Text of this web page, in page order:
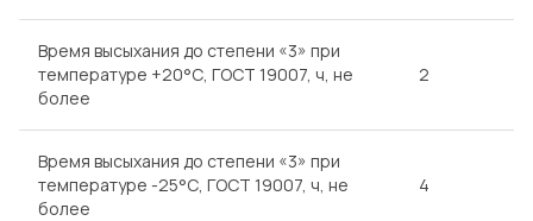
Время высыхания до степени «3» при
температуре +20°С, ГОСТ 19007, ч, не
более
2
Время высыхания до степени «3» при
температуре -25°С, ГОСТ 19007, ч, не
более
4